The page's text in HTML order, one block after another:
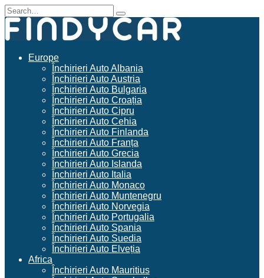
Skip
to
content
Search
for:
Europe
Închirieri Auto Albania
Închirieri Auto Austria
Închirieri Auto Bulgaria
Închirieri Auto Croația
Închirieri Auto Cipru
Închirieri Auto Cehia
Închirieri Auto Finlanda
Închirieri Auto Franța
Închirieri Auto Grecia
Închirieri Auto Islanda
Închirieri Auto Italia
Închirieri Auto Monaco
Închirieri Auto Muntenegru
Închirieri Auto Norvegia
Închirieri Auto Portugalia
Închirieri Auto Spania
Închirieri Auto Suedia
Închirieri Auto Elveția
Africa
Închirieri Auto Mauritius